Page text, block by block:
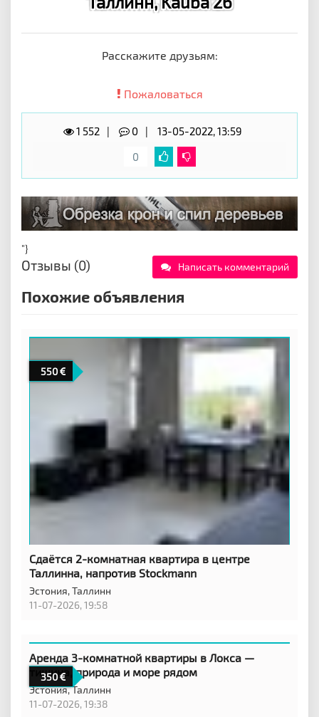
Расскажите друзьям:
Пожаловаться
1 552 0
13-05-2022, 13:59
0
"}
Отзывы (0) Написать комментарий
Похожие объявления
550
Сдаётся 2-комнатная квартира в центре
Таллинна, напротив Stockmann
Эстония,Таллинн
11-07-2026, 19:58
350
Аренда 3-комнатной квартиры в Локса —
тишина, природа и море рядом
Эстония,Таллинн
11-07-2026, 19:38